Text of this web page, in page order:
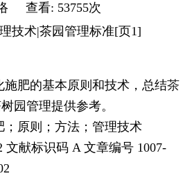
查看: 53755次
技术|茶园管理标准[页1]
施肥的基本原则和技术，总结茶
树园管理提供参考。
；原则；方法；管理技术
献标识码 A 文章编号 1007-